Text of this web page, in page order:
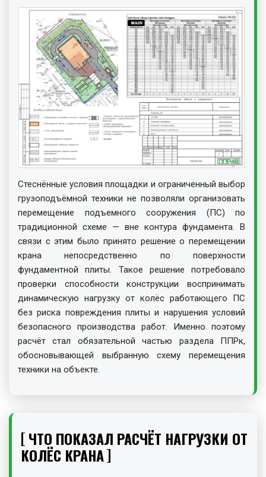
Стеснённые условия площадки и ограниченный выбор
грузоподъёмной техники не позволяли организовать
перемещение подъемного сооружения (ПС) по
традиционной схеме — вне контура фундамента. В
связи с этим было принято решение о перемещении
крана непосредственно по поверхности
фундаментной плиты. Такое решение потребовало
проверки способности конструкции воспринимать
динамическую нагрузку от колёс работающего ПС
без риска повреждения плиты и нарушения условий
безопасного производства работ. Именно поэтому
расчёт стал обязательной частью раздела ППРк,
обосновывающей выбранную схему перемещения
техники на объекте.
ЧТО ПОКАЗАЛ РАСЧЁТ НАГРУЗКИ ОТ
КОЛЁС КРАНА